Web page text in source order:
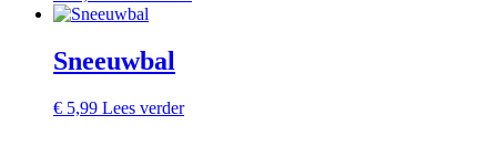
Sneeuwbal
€ 5,99 Lees verder